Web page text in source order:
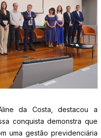
da Costa, destacou a
conquista demonstra que
uma gestão previdenciária